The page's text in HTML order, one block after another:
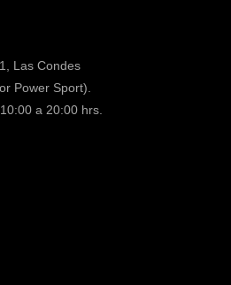
Las Condes
Power Sport).
a 20:00 hrs.